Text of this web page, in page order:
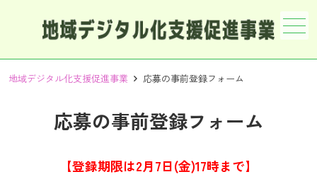
メニュー
地域デジタル化支援促進事業 応募の事前登録フォーム
応募の事前登録フォーム
【登録期限は2月7日(金)17時まで】